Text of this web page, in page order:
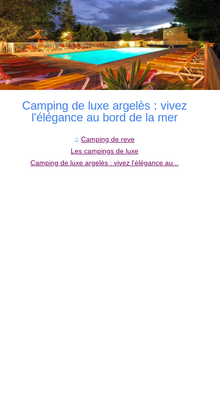
Camping de luxe argelès : vivez
l'élégance au bord de la mer
Camping de reve
Les campings de luxe
Camping de luxe argelès : vivez l'élégance au...